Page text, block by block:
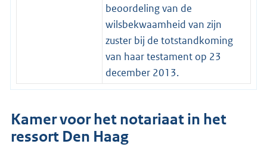
beoordeling van de
wilsbekwaamheid van zijn
zuster bij de totstandkoming
van haar testament op 23
december 2013.
Kamer voor het notariaat in het
ressort Den Haag